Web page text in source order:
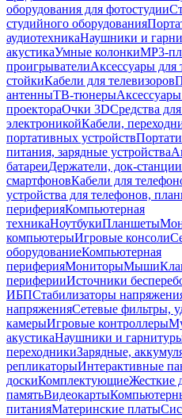
оборудования для фотостудии
студийного оборудования
аудиотехникаНаушники и
акустикаУмные колонкиMP3-
проигрывателиАксессуары для
стойкиКабели для телевизоров
антенныТВ-тюнеры
проектораОчки 3DСредства
электроникойКабели,
портативных устройств
питания, зарядные устройства
батареиДержатели, док-станции
смартфоновКабели для
устройства для телефонов,
периферияКомпьютерная
техникаНоутбукиПланшеты
компьютерыИгровые консоли
оборудованиеКомпьютерная
периферияМониторыМыши
периферииИсточники
ИБПСтабилизаторы
напряженияСетевые фильтры,
камерыИгровые контроллеры
акустикаНаушники и
переходникиЗарядные,
репликаторыИнтерактивные
доскиКомплектующиеЖесткие
памятьВидеокарты
питанияМатеринские платы